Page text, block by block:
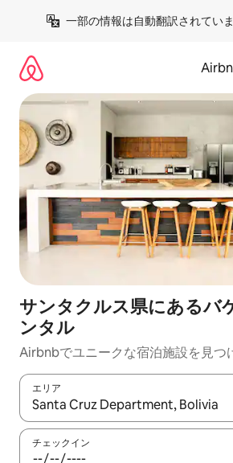
一部の情報は自動翻訳されていま
サンタクルス県にあるバ
ンタル
Airbnbでユニークな宿泊施設を見つ
エリア
検索結果が表示されたら、上下の矢印
チェックイン